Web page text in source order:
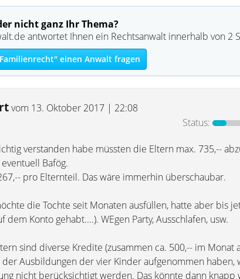
nicht ganz Ihr Thema?
antwortet Ihnen ein Rechtsanwalt innerhalb von 2
einen Anwalt fragen
vom 13. Oktober 2017 | 22:08
Status:
verstanden habe müssten die Eltern max. 735,--
Bafög.
pro Elternteil. Das wäre immerhin überschaubar.
die Tochte seit Monaten ausfüllen, hatte aber bis
dem Konto gehabt....). WEgen Party, Ausschlafen, usw.
sind diverse Kredite (zusammen ca. 500,-- im Monat
der Ausbildungen der vier Kinder aufgenommen
nicht berücksichtigt werden. Das könnte dann